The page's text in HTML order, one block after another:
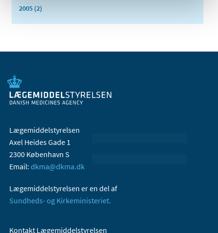
2005 (2)
Lægemiddelstyrelsen
Axel Heides Gade 1
2300 København S
Email: dkma@dkma.dk
Lægemiddelstyrelsen er en del af
Sundheds- og Kirkeministeriet.
Kontakt Lægemiddelstyrelsen